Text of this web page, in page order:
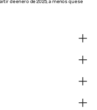
de enero de 2025, a menos que se